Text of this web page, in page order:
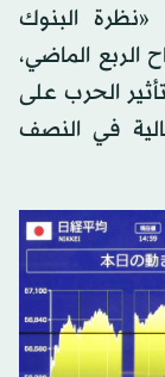
«نظرة البنوك
الربع الماضي،
الحرب على
في النصف